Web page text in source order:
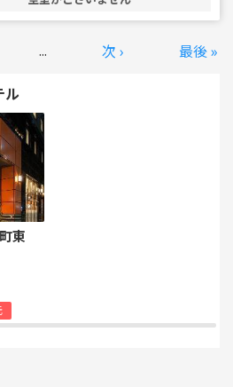
... 次 › 最後 »
ル
東